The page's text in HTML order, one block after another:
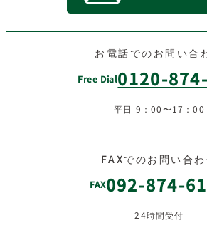
お電話でのお問い合
Free Dial0120-
平日 9：00〜17：00
FAXでのお問い合
FAX092-874-
24時間受付